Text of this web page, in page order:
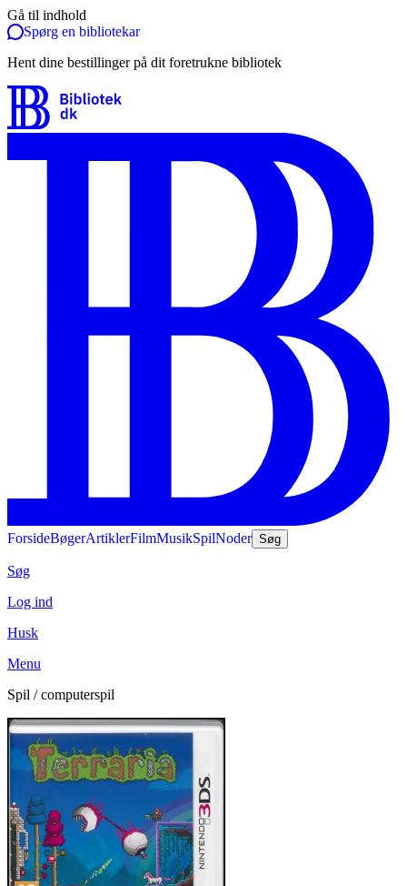
Gå til indhold
Spørg en bibliotekar
Hent dine bestillinger på dit foretrukne bibliotek
ForsideBøgerArtiklerFilmMusikSpilNoder Søg
Søg
Log ind
Husk
Menu
Spil / computerspil